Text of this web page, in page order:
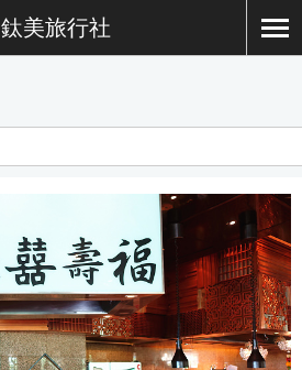
鈦美旅行社